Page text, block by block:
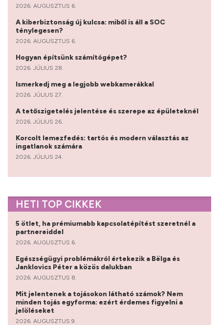
2026. AUGUSZTUS 6.
A kiberbiztonság új kulcsa: miből is áll a SOC
ténylegesen?
2026. AUGUSZTUS 6.
Hogyan építsünk számítógépet?
2026. JÚLIUS 28.
Ismerkedj meg a legjobb webkamerákkal
2026. JÚLIUS 27.
A tetőszigetelés jelentése és szerepe az épületeknél
2026. JÚLIUS 26.
Korcolt lemezfedés: tartós és modern választás az
ingatlanok számára
2026. JÚLIUS 24.
HETI TOP CIKKEK
5 ötlet, ha prémiumabb kapcsolatépítést szeretnél a
partnereiddel
2026. AUGUSZTUS 6.
Egészségügyi problémákról értekezik a Bëlga és
Janklovics Péter a közös dalukban
2026. AUGUSZTUS 8.
Mit jelentenek a tojásokon látható számok? Nem
minden tojás egyforma: ezért érdemes figyelni a
jelöléseket
2026. AUGUSZTUS 9.